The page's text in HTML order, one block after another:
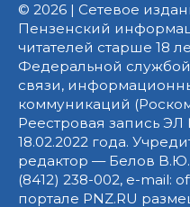
© 2026 | Сетевое
Пензенский
читателей старше 18
Федеральной
связи,
коммуникаций
Реестровая запись
18.02.2022 года.
редактор — Белов
(8412) 238-002, e-mail:
портале PNZ.RU